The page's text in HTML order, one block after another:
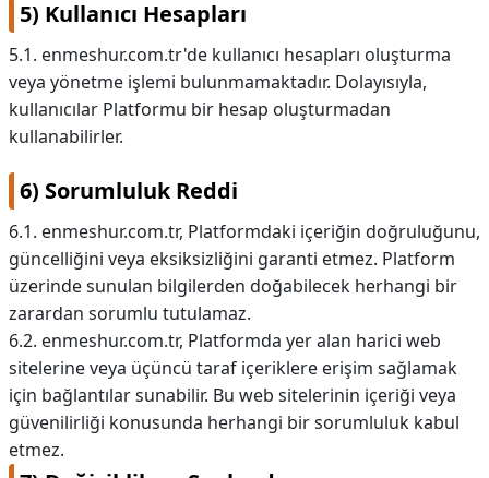
5) Kullanıcı Hesapları
5.1. enmeshur.com.tr'de kullanıcı hesapları oluşturma
veya yönetme işlemi bulunmamaktadır. Dolayısıyla,
kullanıcılar Platformu bir hesap oluşturmadan
kullanabilirler.
6) Sorumluluk Reddi
6.1. enmeshur.com.tr, Platformdaki içeriğin doğruluğunu,
güncelliğini veya eksiksizliğini garanti etmez. Platform
üzerinde sunulan bilgilerden doğabilecek herhangi bir
zarardan sorumlu tutulamaz.
6.2. enmeshur.com.tr, Platformda yer alan harici web
sitelerine veya üçüncü taraf içeriklere erişim sağlamak
için bağlantılar sunabilir. Bu web sitelerinin içeriği veya
güvenilirliği konusunda herhangi bir sorumluluk kabul
etmez.